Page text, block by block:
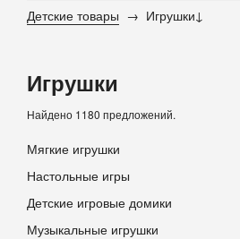
Детские товары
Игрушки
Игрушки
Найдено 1180 предложений.
Мягкие игрушки
Настольные игры
Детские игровые домики
Музыкальные игрушки